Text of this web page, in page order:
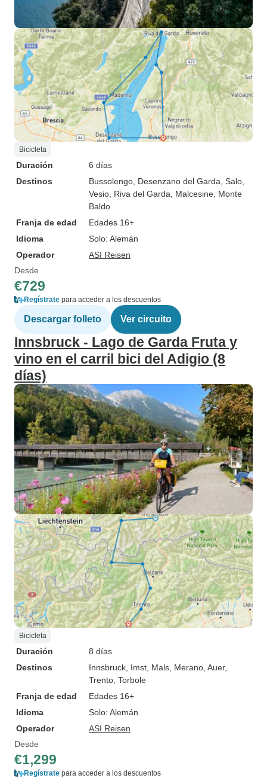
Bicicleta
Duración
6 días
Destinos
Bussolengo , Desenzano del Garda , Salo
Vesio , Riva del Garda , Malcesine , Monte
Baldo
Franja de edad
Edades 16+
Idioma
Solo: Alemán
Operador
ASI Reisen
Desde
€729
Regístrate para acceder a los descuentos
Descargar folleto Ver circuito
Innsbruck - Lago de Garda Fruta y
vino en el carril bici del Adigio (8
días)
Bicicleta
Duración
8 días
Destinos
Innsbruck , Imst , Mals , Merano , Auer,
Trento , Torbole
Franja de edad
Edades 16+
Idioma
Solo: Alemán
Operador
ASI Reisen
Desde
€1,299
Regístrate para acceder a los descuentos